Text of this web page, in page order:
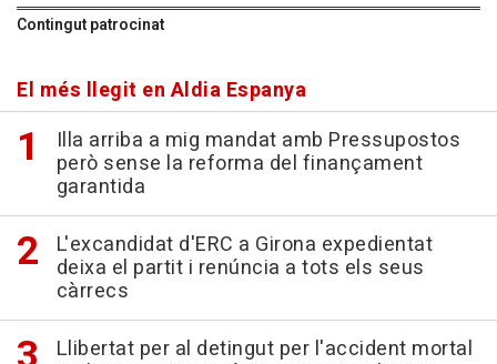
Contingut patrocinat
El més llegit en Aldia Espanya
Illa arriba a mig mandat amb Pressupostos
però sense la reforma del finançament
garantida
L'excandidat d'ERC a Girona expedientat
deixa el partit i renúncia a tots els seus
càrrecs
Llibertat per al detingut per l'accident mortal